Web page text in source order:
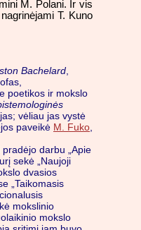
M. Polani. Ir vis
T. Kuno
Bachelard
poetikos ir mokslo
vėliau jas vystė
paveikė M. Fuko
darbu „Apie
sekė „Naujoji
dvasios
„Taikomasis
mokslinio
mokslo